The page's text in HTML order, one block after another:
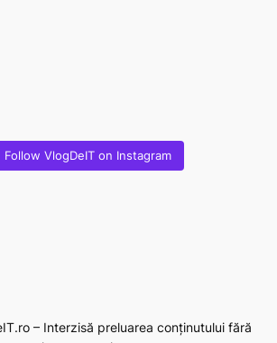
Follow VlogDeIT on Instagram
– Interzisă preluarea conținutului fără